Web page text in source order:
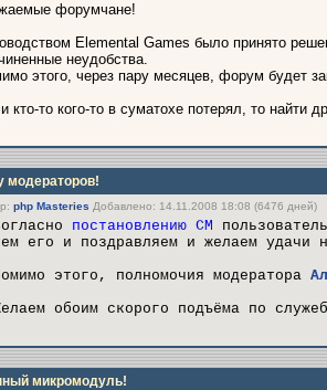
форумчане!
Elemental Games было принято
неудобства.
этого, через пару месяцев, форум будет
кто-то кого-то в суматохе потерял, то найти
модераторов!
php Masteries Добавлено: 14.11.2008 18:08 (6476 дней)
постановлению СМ
его и поздравляем и желаем удачи
этого, полномочия модератора
обоим скорого подъёма по
микромодуль!